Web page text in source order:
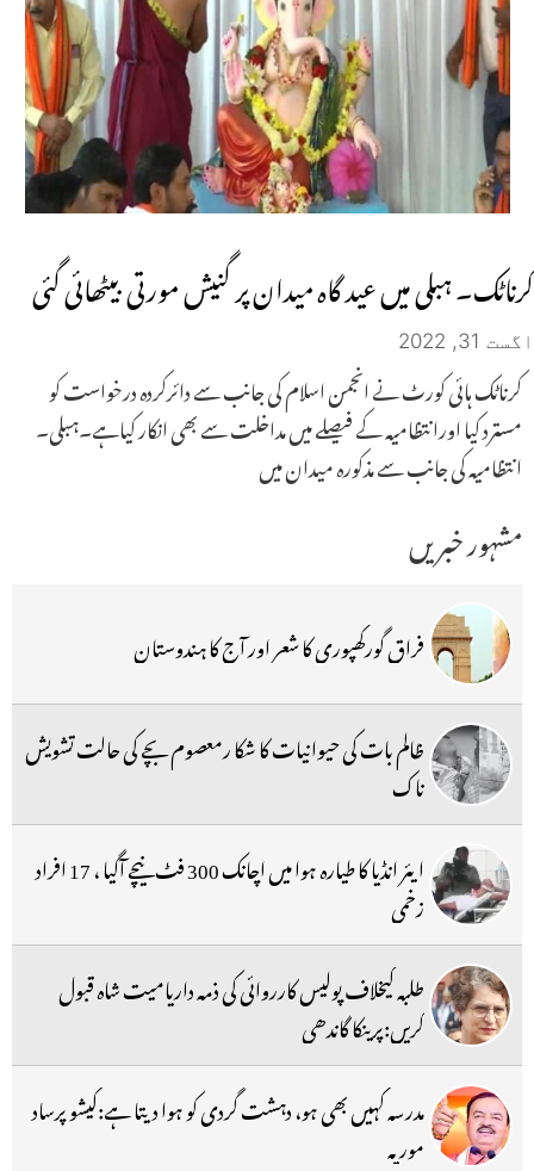
کرناٹک۔ ہبلی میں عید گاہ میدان پر گنیش مورتی بیٹھائی گئی
اگست 31, 2022
کرناٹک ہائی کورٹ نے انجمن اسلام کی جانب سے دائرکردہ درخواست کو
مسترد کیا اورانتظامیہ کے فیصلے میں مداخلت سے بھی انکار کیاہے۔ہبلی۔
انتظامیہ کی جانب سے مذکورہ میدان میں
مشہور خبریں
فراق گورکھپوری کا شعر اور آج کا ہندوستان
ظالم بات کی حیوانیات کا شکا رمعصوم بچے کی حالت تشویش
ناک
ایئر انڈیا کا طیارہ ہوا میں اچانک 300 فٹ نیچے آگیا ، 17 افراد
زخمی
طلبہ کیخلاف پولیس کارروائی کی ذمہ داریامیت شاہ قبول
کریں:پرینکا گاندھی
مدرسہ کہیں بھی ہو، دہشت گردی کو ہوا دیتا ہے:کیشو پرساد
موریہ